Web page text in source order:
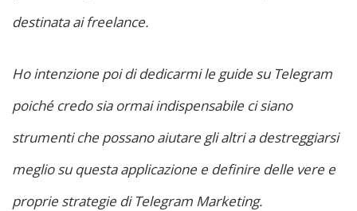
destinata ai freelance.
Ho intenzione poi di dedicarmi le guide su Telegram
poiché credo sia ormai indispensabile ci siano
strumenti che possano aiutare gli altri a destreggiarsi
meglio su questa applicazione e definire delle vere e
proprie strategie di Telegram Marketing.